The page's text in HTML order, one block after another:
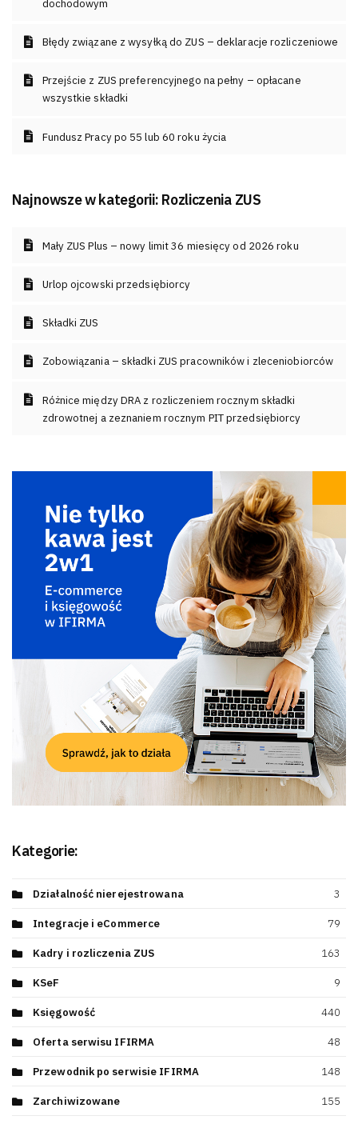
dochodowym
Błędy związane z wysyłką do ZUS – deklaracje rozliczeniowe
Przejście z ZUS preferencyjnego na pełny – opłacane
wszystkie składki
Fundusz Pracy po 55 lub 60 roku życia
Najnowsze w kategorii: Rozliczenia ZUS
Mały ZUS Plus – nowy limit 36 miesięcy od 2026 roku
Urlop ojcowski przedsiębiorcy
Składki ZUS
Zobowiązania – składki ZUS pracowników i zleceniobiorców
Różnice między DRA z rozliczeniem rocznym składki
zdrowotnej a zeznaniem rocznym PIT przedsiębiorcy
Kategorie:
Działalność nierejestrowana 3
Integracje i eCommerce 79
Kadry i rozliczenia ZUS 163
KSeF 9
Księgowość 440
Oferta serwisu IFIRMA 48
Przewodnik po serwisie IFIRMA 148
Zarchiwizowane 155